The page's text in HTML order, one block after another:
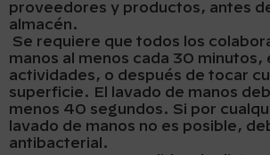
proveedores y productos, antes
almacén.
Se requiere que todos los
manos al menos cada 30 minutos,
actividades, o después de tocar
superficie. El lavado de manos
menos 40 segundos. Si por
lavado de manos no es posible,
antibacterial.